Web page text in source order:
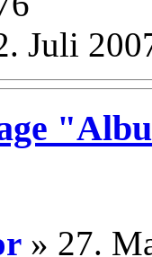
Juli
» 27.